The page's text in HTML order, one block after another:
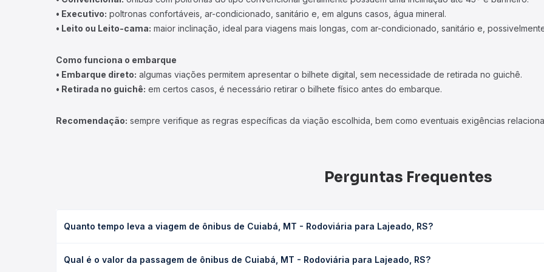
• Executivo: poltronas confortáveis, ar-condicionado, sanitário e, em alguns casos, água mineral.
• Leito ou Leito-cama: maior inclinação, ideal para viagens mais longas, com ar-condicionado, sanitário e,
Como funciona o embarque
• Embarque direto: algumas viações permitem apresentar o bilhete digital, sem necessidade de retirada no guichê.
• Retirada no guichê: em certos casos, é necessário retirar o bilhete físico antes do embarque.
Recomendação: sempre verifique as regras específicas da viação escolhida, bem como eventuais exigências
Perguntas Frequentes
Quanto tempo leva a viagem de ônibus de Cuiabá, MT - Rodoviária para Lajeado, RS?
ou leito) e as condições de tráfego. Na Quero Passagem você consulta os horários disponíveis e vê a duração exata
Qual é o valor da passagem de ônibus de Cuiabá, MT - Rodoviária para Lajeado, RS?